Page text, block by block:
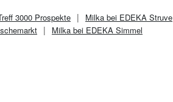
3000 Prospekte Milka bei EDEKA Struve
Milka bei EDEKA Simmel